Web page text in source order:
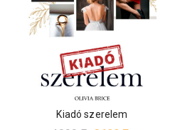
Kiadó szerelem